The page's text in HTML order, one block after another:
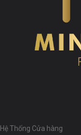
Hệ Thống Cửa hàng